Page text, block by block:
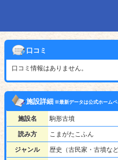
口コミ
口コミ情報はありません。
施設詳細※最新データは公式ホームペ
施設名 駒形古墳
読み方 こまがたこふん
ジャンル 歴史（古民家・古墳など